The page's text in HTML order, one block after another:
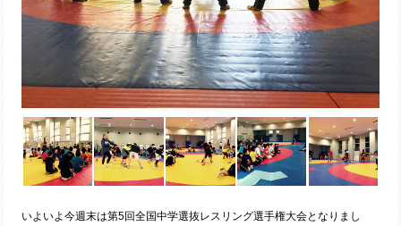
いよいよ今週末は第5回全国中学選抜レスリング選手権大会となりまし